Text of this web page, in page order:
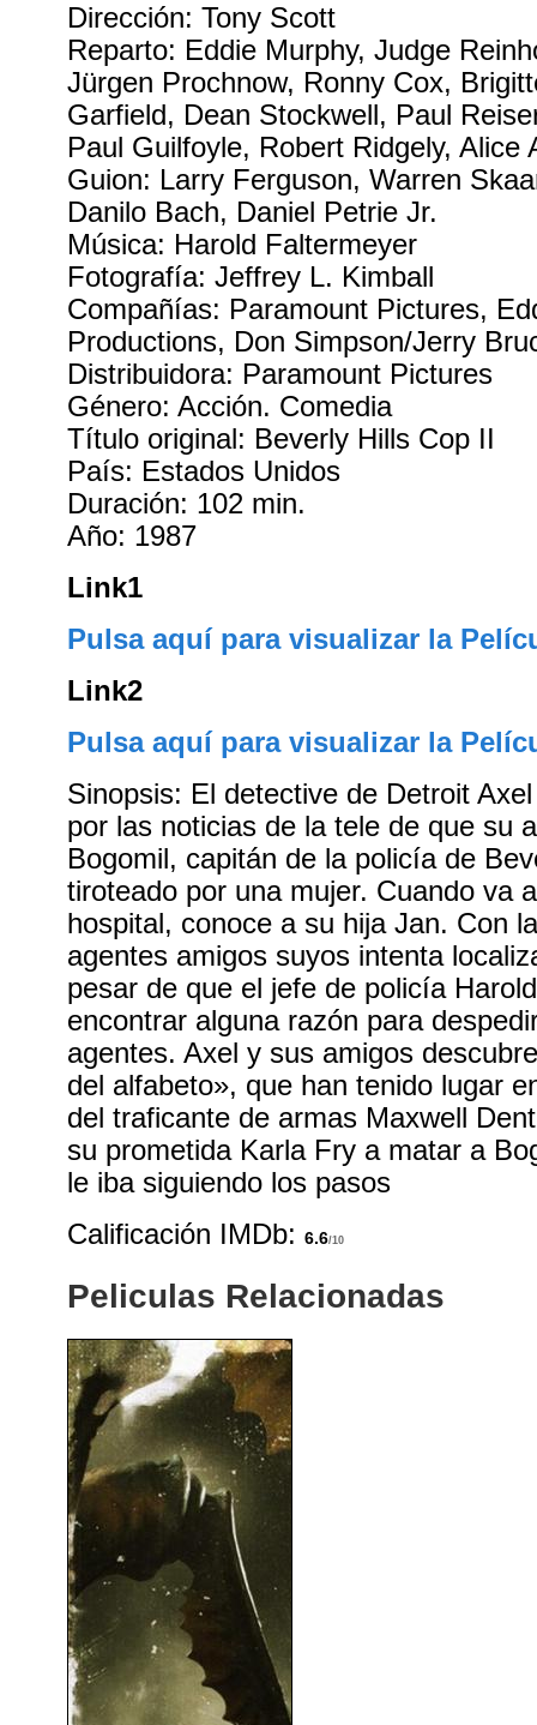
Dirección: Tony Scott
Reparto: Eddie Murphy, Judge
Jürgen Prochnow, Ronny Cox,
Garfield, Dean Stockwell, Paul
Paul Guilfoyle, Robert Ridgely, Alice
Guion: Larry Ferguson, Warren
Danilo Bach, Daniel Petrie Jr.
Música: Harold Faltermeyer
Fotografía: Jeffrey L. Kimball
Compañías: Paramount Pictures,
Productions, Don Simpson/Jerry
Distribuidora: Paramount Pictures
Género: Acción. Comedia
Título original: Beverly Hills Cop II
País: Estados Unidos
Duración: 102 min.
Año: 1987
Link1
Pulsa aquí para visualizar la
Link2
Pulsa aquí para visualizar la
Sinopsis: El detective de Detroit
por las noticias de la tele de que su
Bogomil, capitán de la policía de
tiroteado por una mujer. Cuando va
hospital, conoce a su hija Jan. Con
agentes amigos suyos intenta
pesar de que el jefe de policía
encontrar alguna razón para
agentes. Axel y sus amigos
del alfabeto», que han tenido lugar
del traficante de armas Maxwell
su prometida Karla Fry a matar a
le iba siguiendo los pasos
Calificación IMDb:6.6/10
Peliculas Relacionadas